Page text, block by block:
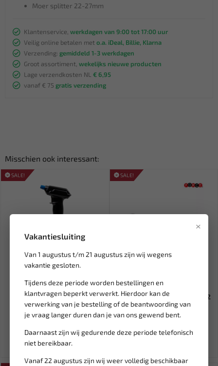
×
Vakantiesluiting
Van 1 augustus t/m 21 augustus zijn wij wegens
vakantie gesloten.
Tijdens deze periode worden bestellingen en
klantvragen beperkt verwerkt. Hierdoor kan de
verwerking van je bestelling of de beantwoording van
je vraag langer duren dan je van ons gewend bent.
Daarnaast zijn wij gedurende deze periode telefonisch
niet bereikbaar.
Vanaf 22 augustus zijn wij weer volledig beschikbaar
Moer splitter 22-27mm
Klantenservice, werkdagen van 9:00 tot 17:00 uur
Veilig online betalen met o.a. iDeal, Billie, Klarna
Verzending: gemiddeld 1-3 werkdagen
Groot assortiment, wekelijks nieuwe producten
Lage verzendkosten NL € 6,95
vanaf € 75 gratis verzending
Misschien ook interessant:
SALE!
E-SPRAY 1 Liter elektrische
vloeistofspuit WT-9035
61,20
72,00
Ex. btw: € 50,58
SALE!
FORCE Machinesleutel
slagsteeksleutel 42mm 79142
31,37
36,91
Ex. btw: € 25,93